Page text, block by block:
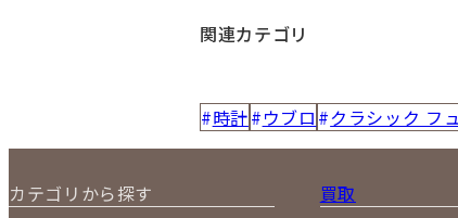
関連カテゴリ
時計 ウブロ クラシック フ
カテゴリから探す
買取